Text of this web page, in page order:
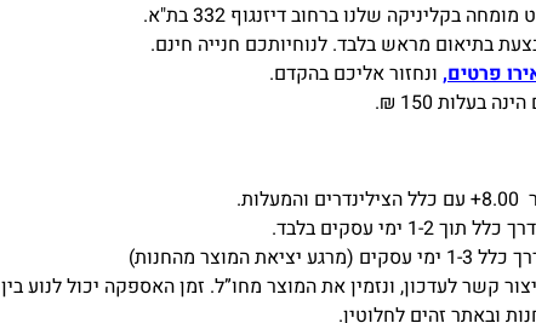
בקליניקה שלנו ברחוב דיזנגוף 332 בת"א.
בתיאום מראש בלבד. לנוחיותכם חנייה חינם.
פרטים, ונחזור אליכם בהקדם.
150 ₪.
עסקים בלבד.
מהחנות)
לעדכון, ונזמין את המוצר מחו”ל. זמן האספקה יכול לנוע בין 4-6 שבועות.
ובאתר זהים לחלוטין.